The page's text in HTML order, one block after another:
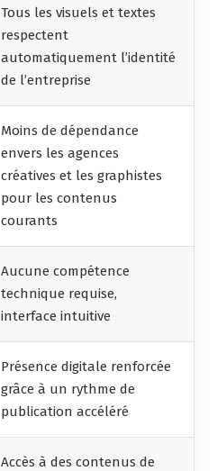
Tous les visuels et textes
respectent
automatiquement l’identité
de l’entreprise
Moins de dépendance
envers les agences
créatives et les graphistes
pour les contenus
courants
Aucune compétence
technique requise,
interface intuitive
Présence digitale renforcée
grâce à un rythme de
publication accéléré
Accès à des contenus de